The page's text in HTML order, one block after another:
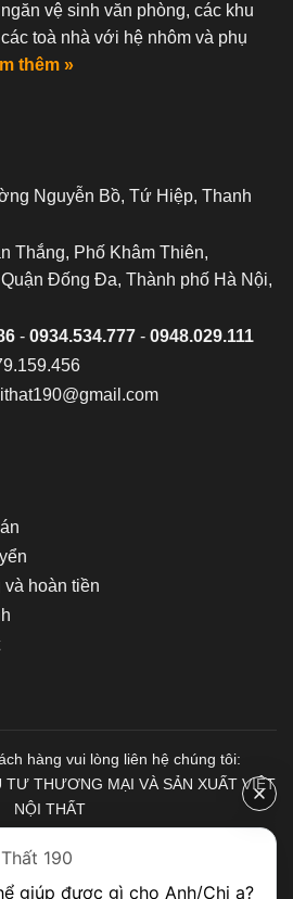
vệ sinh văn phòng, các khu
toà nhà với hệ nhôm và phụ
thêm »
Nguyễn Bồ, Tứ Hiệp, Thanh
Thắng, Phố Khâm Thiên,
Đống Đa, Thành phố Hà Nội,
- 0934.534.777- 0948.029.111
hoàn tiền
hàng vui lòng liên hệ chúng tôi:
TƯ THƯƠNG MẠI VÀ SẢN XUẤT VIỆT
NỘI THẤT
Thuế: 0103671313
Nội Thất 190. Mọi quyền được bảo
190